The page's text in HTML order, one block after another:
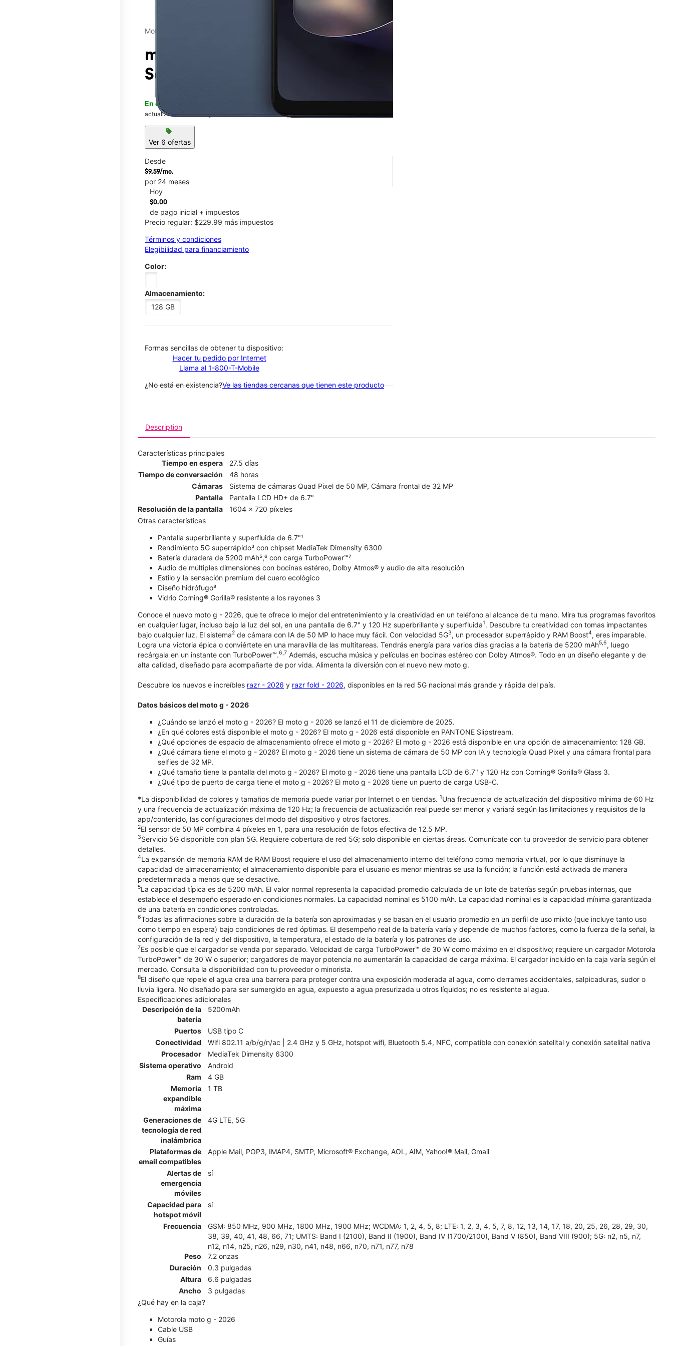
This carousel contains a column of small thumbnails. Selecting a thumbnail will change the main image in the carousel that follows. Use the Previous and Next
Motorola
moto g - 2026
Southline St & S Washington
En existencia
Este artículo está confirmado como disponible para comprar. Última
actualización el 8 de agosto
sell
Ver 6 ofertas
Desde
$9.59/mo.
por 24 meses
Hoy
$0.00
de pago inicial + impuestos
Precio regular: $229.99 más impuestos
Términos y condiciones
Elegibilidad para financiamiento
Color:
Almacenamiento:
128 GB
​​​​​​​Formas sencillas de obtener tu dispositivo:
Hacer tu pedido por Internet
Llama al 1-800-T-Mobile
¿No está en existencia?Ve las tiendas cercanas que tienen este producto
Description
Características principales
Tiempo en espera
27.5 días
Tiempo de conversación
48 horas
Cámaras
Sistema de cámaras Quad Pixel de 50 MP, Cámara frontal de 32 MP
Pantalla
Pantalla LCD HD+ de 6.7"
Resolución de la pantalla
1604 x 720 píxeles
Otras características
Pantalla superbrillante y superfluida de 6.7"¹
Rendimiento 5G superrápido³ con chipset MediaTek Dimensity 6300
Batería duradera de 5200 mAh⁵,⁶ con carga TurboPower™⁷
Audio de múltiples dimensiones con bocinas estéreo, Dolby Atmos® y audio de alta resolución
Estilo y la sensación premium del cuero ecológico
Diseño hidrófugo⁸
Vidrio Corning® Gorilla® resistente a los rayones 3
Conoce el nuevo moto g - 2026, que te ofrece lo mejor del entretenimiento y la creatividad en un teléfono al alcance de tu mano. Mira tus programas favoritos
en cualquier lugar, incluso bajo la luz del sol, en una pantalla de 6.7" y 120 Hz superbrillante y superfluida1. Descubre tu creatividad con tomas impactantes
bajo cualquier luz. El sistema2 de cámara con IA de 50 MP lo hace muy fácil. Con velocidad 5G3, un procesador superrápido y RAM Boost4, eres imparable.
Logra una victoria épica o conviértete en una maravilla de las multitareas. Tendrás energía para varios días gracias a la batería de 5200 mAh5,6, luego
recárgala en un instante con TurboPower™.6,7 Además, escucha música y películas en bocinas estéreo con Dolby Atmos®. Todo en un diseño elegante y de
alta calidad, diseñado para acompañarte de por vida. Alimenta la diversión con el nuevo new moto g.
Descubre los nuevos e increíbles razr - 2026 y razr fold - 2026, disponibles en la red 5G nacional más grande y rápida del país.
Datos básicos del moto g - 2026
¿Cuándo se lanzó el moto g - 2026?​​​​​​​ El moto g - 2026 se lanzó el 11 de diciembre de 2025.
¿En qué colores está disponible el moto g - 2026? El moto g - 2026 está disponible en PANTONE Slipstream.
¿Qué opciones de espacio de almacenamiento ofrece el moto g - 2026? El moto g - 2026 está disponible en una opción de almacenamiento: 128 GB.
¿Qué cámara tiene el moto g - 2026? El moto g - 2026 tiene un sistema de cámara de 50 MP con IA y tecnología Quad Pixel y una cámara frontal para
selfies de 32 MP.
¿Qué tamaño tiene la pantalla del moto g - 2026? El moto g - 2026 tiene una pantalla LCD de 6.7" y 120 Hz con Corning® Gorilla® Glass 3.
¿Qué tipo de puerto de carga tiene el moto g - 2026? El moto g - 2026 tiene un puerto de carga USB-C.
*La disponibilidad de colores y tamaños de memoria puede variar por Internet o en tiendas. 1Una frecuencia de actualización del dispositivo mínima de 60 Hz
y una frecuencia de actualización máxima de 120 Hz; la frecuencia de actualización real puede ser menor y variará según las limitaciones y requisitos de la
app/contenido, las configuraciones del modo del dispositivo y otros factores.
2El sensor de 50 MP combina 4 píxeles en 1, para una resolución de fotos efectiva de 12.5 MP.
3Servicio 5G disponible con plan 5G. Requiere cobertura de red 5G; solo disponible en ciertas áreas. Comunícate con tu proveedor de servicio para obtener
detalles.
4La expansión de memoria RAM de RAM Boost requiere el uso del almacenamiento interno del teléfono como memoria virtual, por lo que disminuye la
capacidad de almacenamiento; el almacenamiento disponible para el usuario es menor mientras se usa la función; la función está activada de manera
predeterminada a menos que se desactive.
5La capacidad típica es de 5200 mAh. El valor normal representa la capacidad promedio calculada de un lote de baterías según pruebas internas, que
establece el desempeño esperado en condiciones normales. La capacidad nominal es 5100 mAh. La capacidad nominal es la capacidad mínima garantizada
de una batería en condiciones controladas.
6Todas las afirmaciones sobre la duración de la batería son aproximadas y se basan en el usuario promedio en un perfil de uso mixto (que incluye tanto uso
como tiempo en espera) bajo condiciones de red óptimas. El desempeño real de la batería varía y depende de muchos factores, como la fuerza de la señal, la
configuración de la red y del dispositivo, la temperatura, el estado de la batería y los patrones de uso.
7Es posible que el cargador se venda por separado. Velocidad de carga TurboPower™ de 30 W como máximo en el dispositivo; requiere un cargador Motorola
TurboPower™ de 30 W o superior; cargadores de mayor potencia no aumentarán la capacidad de carga máxima. El cargador incluido en la caja varía según el
mercado. Consulta la disponibilidad con tu proveedor o minorista.
8El diseño que repele el agua crea una barrera para proteger contra una exposición moderada al agua, como derrames accidentales, salpicaduras, sudor o
lluvia ligera. No diseñado para ser sumergido en agua, expuesto a agua presurizada u otros líquidos; no es resistente al agua.
Especificaciones adicionales
Descripción de la
batería
5200mAh
Puertos
USB tipo C
Conectividad
Wifi 802.11 a/b/g/n/ac | 2.4 GHz y 5 GHz, hotspot wifi, Bluetooth 5.4, NFC, compatible con conexión satelital y conexión satelital nativa
Procesador
MediaTek Dimensity 6300
Sistema operativo
Android
Ram
4 GB
Memoria
expandible
máxima
1 TB
Generaciones de
tecnología de red
inalámbrica
4G LTE, 5G
Plataformas de
email compatibles
Apple Mail, POP3, IMAP4, SMTP, Microsoft® Exchange, AOL, AIM, Yahoo!® Mail, Gmail
Alertas de
emergencia
móviles
sí
Capacidad para
hotspot móvil
sí
Frecuencia
GSM: 850 MHz, 900 MHz, 1800 MHz, 1900 MHz; WCDMA: 1, 2, 4, 5, 8; LTE: 1, 2, 3, 4, 5, 7, 8, 12, 13, 14, 17, 18, 20, 25, 26, 28, 29, 30,
38, 39, 40, 41, 48, 66, 71; UMTS: Band I (2100), Band II (1900), Band IV (1700/2100), Band V (850), Band VIII (900); 5G: n2, n5, n7,
n12, n14, n25, n26, n29, n30, n41, n48, n66, n70, n71, n77, n78
Peso
7.2 onzas
Duración
0.3 pulgadas
Altura
6.6 pulgadas
Ancho
3 pulgadas
¿Qué hay en la caja?
Motorola moto g - 2026
Cable USB
Guías